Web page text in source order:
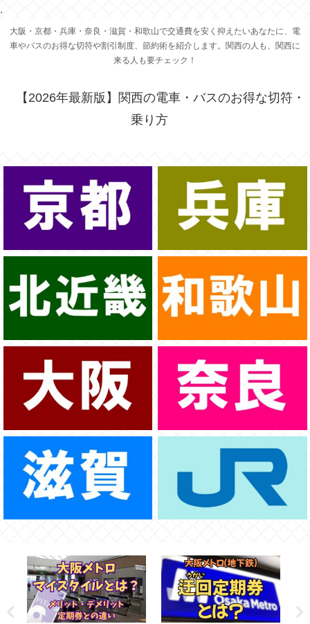
.
大阪・京都・兵庫・奈良・滋賀・和歌山で交通費を安く抑えたいあなたに、電
車やバスのお得な切符や割引制度、節約術を紹介します。関西の人も、関西に
来る人も要チェック！
【2026年最新版】関西の電車・バスのお得な切符・
乗り方